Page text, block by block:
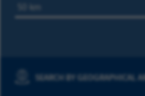
SEARCH BY GEOGRAPHICAL